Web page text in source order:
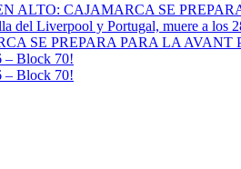
ALTO: CAJAMARCA SE
del Liverpool y Portugal, muere a los
SE PREPARA PARA LA AVANT
– Block 70!
– Block 70!